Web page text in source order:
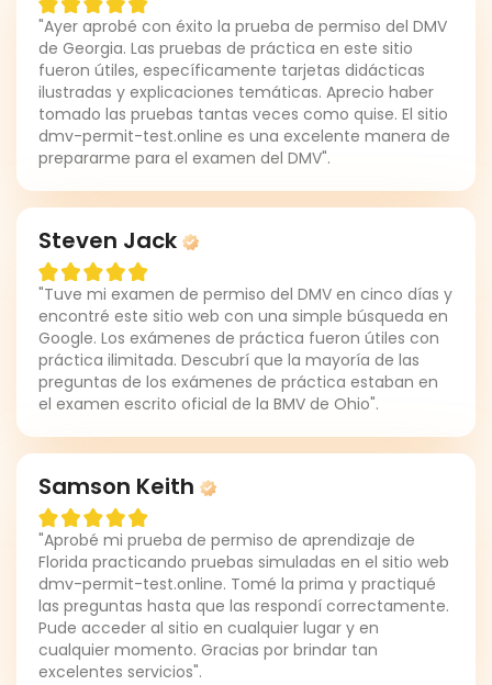
"Ayer aprobé con éxito la prueba de permiso del DMV
de Georgia. Las pruebas de práctica en este sitio
fueron útiles, específicamente tarjetas didácticas
ilustradas y explicaciones temáticas. Aprecio haber
tomado las pruebas tantas veces como quise. El sitio
dmv-permit-test.online es una excelente manera de
prepararme para el examen del DMV".
Steven Jack
"Tuve mi examen de permiso del DMV en cinco días y
encontré este sitio web con una simple búsqueda en
Google. Los exámenes de práctica fueron útiles con
práctica ilimitada. Descubrí que la mayoría de las
preguntas de los exámenes de práctica estaban en
el examen escrito oficial de la BMV de Ohio".
Samson Keith
"Aprobé mi prueba de permiso de aprendizaje de
Florida practicando pruebas simuladas en el sitio web
dmv-permit-test.online. Tomé la prima y practiqué
las preguntas hasta que las respondí correctamente.
Pude acceder al sitio en cualquier lugar y en
cualquier momento. Gracias por brindar tan
excelentes servicios".